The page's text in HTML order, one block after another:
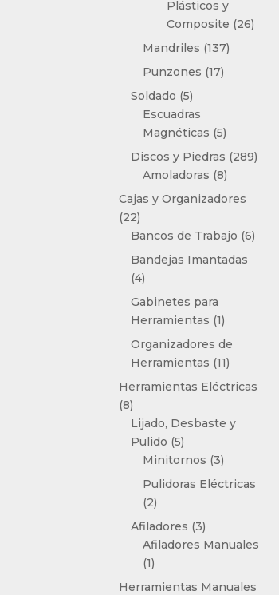
Plásticos y
Composite
2626
Mandriles 137137
Punzones 1717
Soldado 55
productos
Escuadras
Magnéticas 55
productos
Discos y Piedras 289289
Amoladoras 88
Cajas y Organizadores
2222
productos
Bancos de Trabajo 66
Bandejas Imantadas
44
productos
Gabinetes para
Herramientas 11
producto
Organizadores de
Herramientas 1111
productos
Herramientas Eléctricas
88
productos
Lijado, Desbaste y
Pulido 55
productos
Minitornos 33
productos
Pulidoras Eléctricas
22
productos
Afiladores 33
productos
Afiladores Manuales
11
producto
Herramientas Manuales